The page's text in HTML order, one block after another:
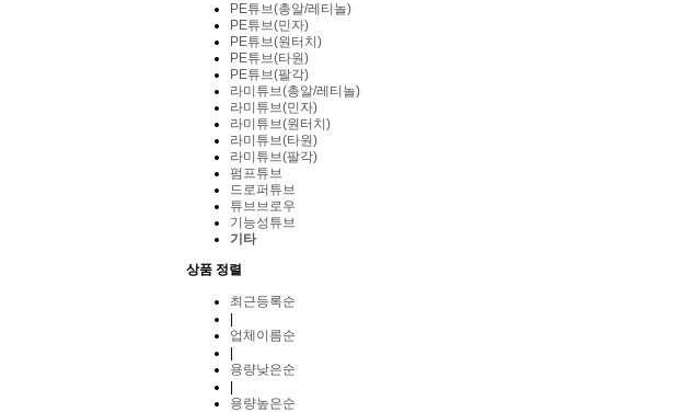
PE튜브(총알/레티놀)
PE튜브(민자)
PE튜브(원터치)
PE튜브(타원)
PE튜브(팔각)
라미튜브(총알/레티놀)
라미튜브(민자)
라미튜브(원터치)
라미튜브(타원)
라미튜브(팔각)
펌프튜브
드로퍼튜브
튜브브로우
기능성튜브
기타
상품 정렬
최근등록순
업체이름순
용량낮은순
용량높은순